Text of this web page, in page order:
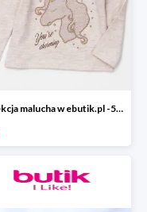
Kolekcja malucha w ebutik.pl -50%